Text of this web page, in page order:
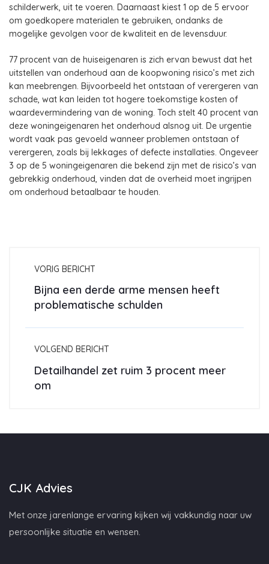
schilderwerk, uit te voeren. Daarnaast kiest 1 op de 5 ervoor
om goedkopere materialen te gebruiken, ondanks de
mogelijke gevolgen voor de kwaliteit en de levensduur.
77 procent van de huiseigenaren is zich ervan bewust dat het
uitstellen van onderhoud aan de koopwoning risico’s met zich
kan meebrengen. Bijvoorbeeld het ontstaan of verergeren van
schade, wat kan leiden tot hogere toekomstige kosten of
waardevermindering van de woning. Toch stelt 40 procent van
deze woningeigenaren het onderhoud alsnog uit. De urgentie
wordt vaak pas gevoeld wanneer problemen ontstaan of
verergeren, zoals bij lekkages of defecte installaties. Ongeveer
3 op de 5 woningeigenaren die bekend zijn met de risico’s van
gebrekkig onderhoud, vinden dat de overheid moet ingrijpen
om onderhoud betaalbaar te houden.
VORIG BERICHT
Bijna een derde arme mensen heeft
problematische schulden
VOLGEND BERICHT
Detailhandel zet ruim 3 procent meer
om
CJK Advies
Met onze jarenlange ervaring kijken wij vakkundig naar uw
persoonlijke situatie en wensen.